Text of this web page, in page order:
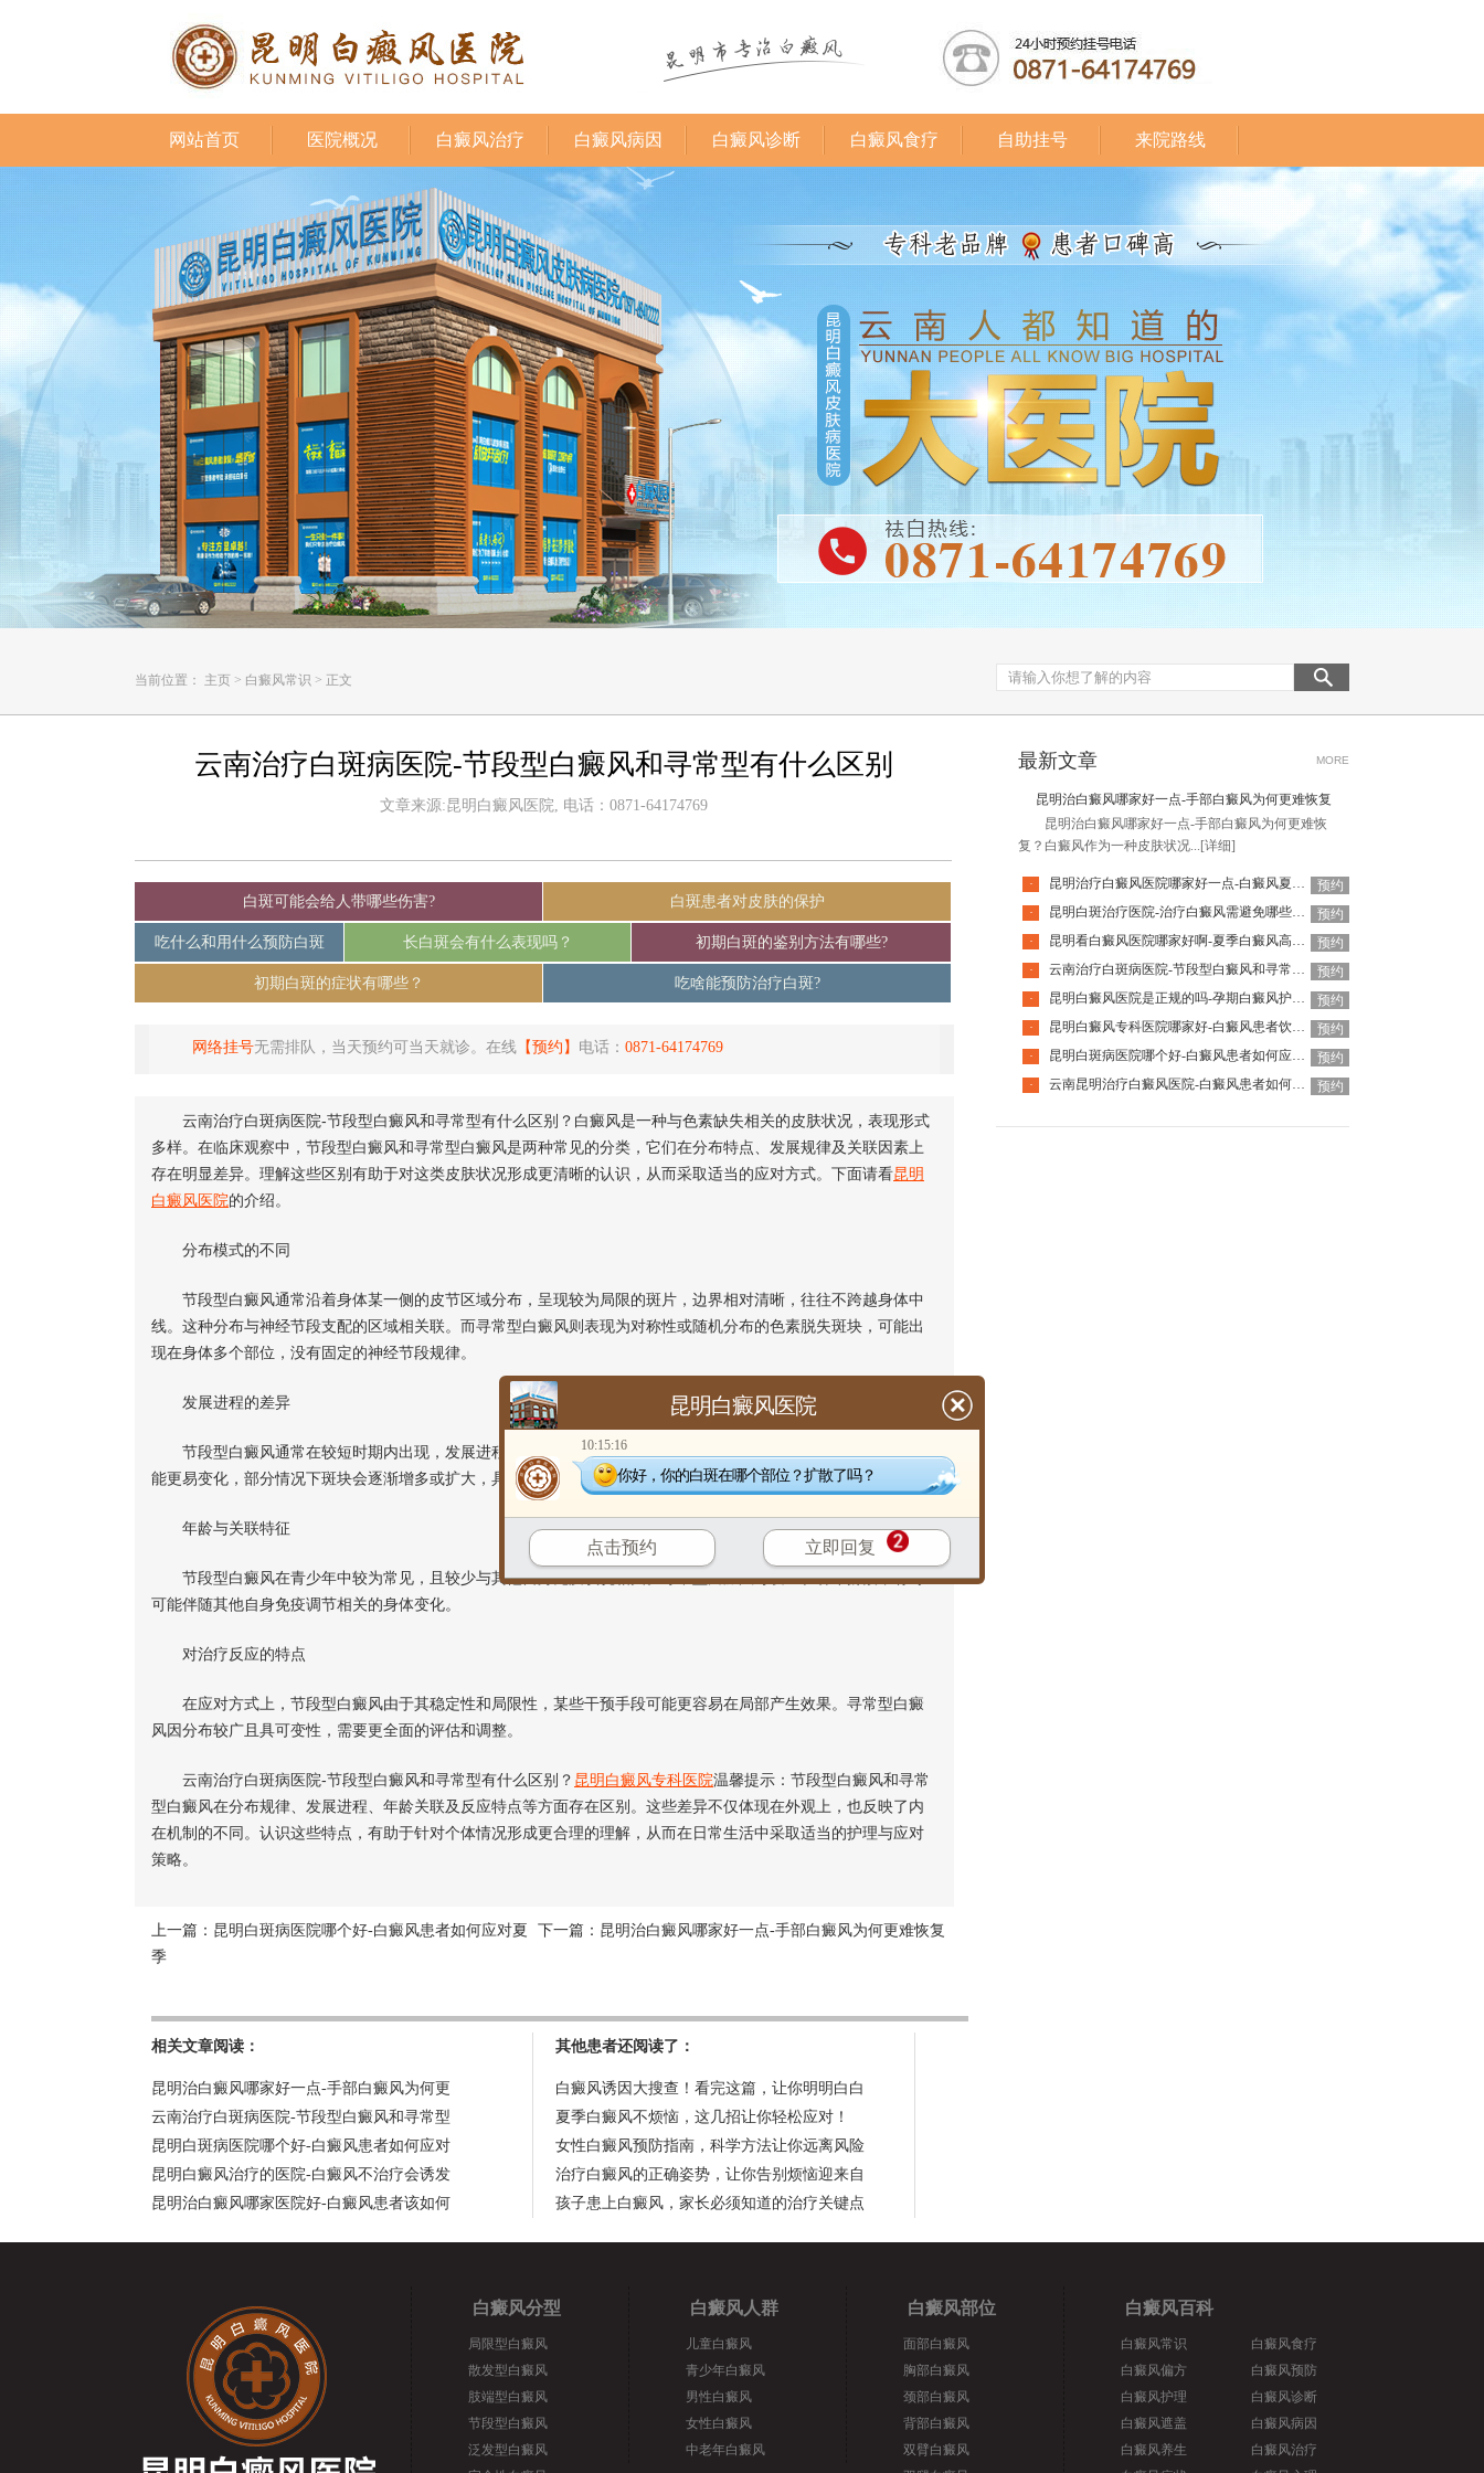
网站首页 医院概况 白癜风治疗 白癜风病因 白癜风诊断 白癜风食疗 自助挂号 来院路线
当前位置： 主页 > 白癜风常识 > 正文
云南治疗白斑病医院-节段型白癜风和寻常型有什么区别
文章来源:昆明白癜风医院, 电话：0871-64174769
白斑可能会给人带哪些伤害? 白斑患者对皮肤的保护
吃什么和用什么预防白斑 长白斑会有什么表现吗？ 初期白斑的鉴别方法有哪些?
初期白斑的症状有哪些？ 吃啥能预防治疗白斑?
网络挂号无需排队，当天预约可当天就诊。在线 【预约】 电话： 0871-64174769
云南治疗白斑病医院-节段型白癜风和寻常型有什么区别？白癜风是一种与色素缺失相关的皮肤状况，表现形式
多样。在临床观察中，节段型白癜风和寻常型白癜风是两种常见的分类，它们在分布特点、发展规律及关联因素上
存在明显差异。理解这些区别有助于对这类皮肤状况形成更清晰的认识，从而采取适当的应对方式。下面请看昆明
白癜风医院的介绍。
分布模式的不同
节段型白癜风通常沿着身体某一侧的皮节区域分布，呈现较为局限的斑片，边界相对清晰，往往不跨越身体中
线。这种分布与神经节段支配的区域相关联。而寻常型白癜风则表现为对称性或随机分布的色素脱失斑块，可能出
现在身体多个部位，没有固定的神经节段规律。
发展进程的差异
节段型白癜风通常在较短时期内出现，发展进程相对稳定，扩展趋势较为局限。寻常型白癜风的发展进程则可
能更易变化，部分情况下斑块会逐渐增多或扩大，具有相对不可预测的特点。
年龄与关联特征
节段型白癜风在青少年中较为常见，且较少与其他自身免疫状况相关。寻常型白癜风可发生在各年龄段，有时
可能伴随其他自身免疫调节相关的身体变化。
对治疗反应的特点
在应对方式上，节段型白癜风由于其稳定性和局限性，某些干预手段可能更容易在局部产生效果。寻常型白癜
风因分布较广且具可变性，需要更全面的评估和调整。
云南治疗白斑病医院-节段型白癜风和寻常型有什么区别？ 昆明白癜风专科医院温馨提示：节段型白癜风和寻常
型白癜风在分布规律、发展进程、年龄关联及反应特点等方面存在区别。这些差异不仅体现在外观上，也反映了内
在机制的不同。认识这些特点，有助于针对个体情况形成更合理的理解，从而在日常生活中采取适当的护理与应对
策略。
上一篇： 昆明白斑病医院哪个好-白癜风患者如何应对夏
季
下一篇： 昆明治白癜风哪家好一点-手部白癜风为何更难恢复
相关文章阅读：
昆明治白癜风哪家好一点-手部白癜风为何更
云南治疗白斑病医院-节段型白癜风和寻常型
昆明白斑病医院哪个好-白癜风患者如何应对
昆明白癜风治疗的医院-白癜风不治疗会诱发
昆明治白癜风哪家医院好-白癜风患者该如何
其他患者还阅读了：
白癜风诱因大搜查！看完这篇，让你明明白白
夏季白癜风不烦恼，这几招让你轻松应对！
女性白癜风预防指南，科学方法让你远离风险
治疗白癜风的正确姿势，让你告别烦恼迎来自
孩子患上白癜风，家长必须知道的治疗关键点
最新文章 MORE
昆明治白癜风哪家好一点-手部白癜风为何更难恢复
昆明治白癜风哪家好一点-手部白癜风为何更难恢
复？白癜风作为一种皮肤状况... [详细]
· 昆明治疗白癜风医院哪家好一点-白癜风夏季该如何科学防晒
预约
·
昆明白斑治疗医院-治疗白癜风需避免哪些常见误区
预约
·
昆明看白癜风医院哪家好啊-夏季白癜风高发如何科学预防
预约
·
云南治疗白斑病医院-节段型白癜风和寻常型有什么区别
预约
·
昆明白癜风医院是正规的吗-孕期白癜风护理要点是什么
预约
·
昆明白癜风专科医院哪家好-白癜风患者饮食需注意什么
预约
·
昆明白斑病医院哪个好-白癜风患者如何应对夏季
预约
·
云南昆明治疗白癜风医院-白癜风患者如何调节心理压力 预约
白癜风分型
局限型白癜风
散发型白癜风
肢端型白癜风
节段型白癜风
泛发型白癜风
白癜风人群
儿童白癜风
青少年白癜风
男性白癜风
女性白癜风
中老年白癜风
白癜风部位
面部白癜风
胸部白癜风
颈部白癜风
背部白癜风
双臂白癜风
白癜风百科
白癜风常识
白癜风偏方
白癜风护理
白癜风遮盖
白癜风养生
白癜风食疗
白癜风预防
白癜风诊断
白癜风病因
白癜风治疗
昆明白癜风医院
10:15:16
你好，你的白斑在哪个部位？扩散了吗？
点击预约 立即回复